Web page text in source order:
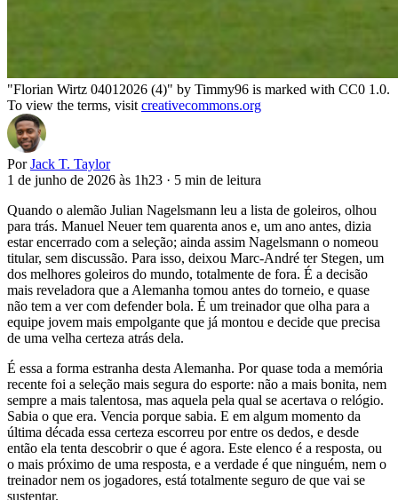
"Florian Wirtz 04012026 (4)" by Timmy96 is marked with CC0 1.0.
To view the terms, visit creativecommons.org
Por Jack T. Taylor
1 de junho de 2026 às 1h23 · 5 min de leitura
Quando o alemão Julian Nagelsmann leu a lista de goleiros, olhou
para trás. Manuel Neuer tem quarenta anos e, um ano antes, dizia
estar encerrado com a seleção; ainda assim Nagelsmann o nomeou
titular, sem discussão. Para isso, deixou Marc-André ter Stegen, um
dos melhores goleiros do mundo, totalmente de fora. É a decisão
mais reveladora que a Alemanha tomou antes do torneio, e quase
não tem a ver com defender bola. É um treinador que olha para a
equipe jovem mais empolgante que já montou e decide que precisa
de uma velha certeza atrás dela.
É essa a forma estranha desta Alemanha. Por quase toda a memória
recente foi a seleção mais segura do esporte: não a mais bonita, nem
sempre a mais talentosa, mas aquela pela qual se acertava o relógio.
Sabia o que era. Vencia porque sabia. E em algum momento da
última década essa certeza escorreu por entre os dedos, e desde
então ela tenta descobrir o que é agora. Este elenco é a resposta, ou
o mais próximo de uma resposta, e a verdade é que ninguém, nem o
treinador nem os jogadores, está totalmente seguro de que vai se
sustentar.